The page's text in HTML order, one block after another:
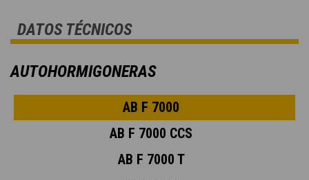
DATOS TÉCNICOS
AUTOHORMIGONERAS
AB F 7000
AB F 7000 CCS
AB F 7000 T